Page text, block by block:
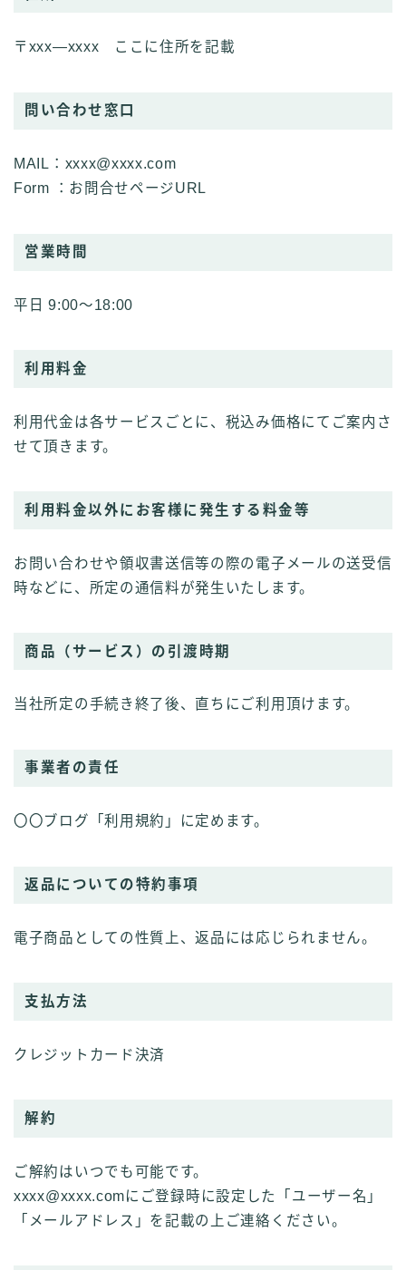
〒xxx―xxxx ここに住所を記載
問い合わせ窓口
MAIL：xxxx@xxxx.com
Form ：お問合せページURL
営業時間
平日 9:00～18:00
利用料金
利用代金は各サービスごとに、税込み価格にてご案内さ
せて頂きます。
利用料金以外にお客様に発生する料金等
お問い合わせや領収書送信等の際の電子メールの送受信
時などに、所定の通信料が発生いたします。
商品（サービス）の引渡時期
当社所定の手続き終了後、直ちにご利用頂けます。
事業者の責任
〇〇ブログ「利用規約」に定めます。
返品についての特約事項
電子商品としての性質上、返品には応じられません。
支払方法
クレジットカード決済
解約
ご解約はいつでも可能です。
xxxx@xxxx.comにご登録時に設定した「ユーザー名」
「メールアドレス」を記載の上ご連絡ください。